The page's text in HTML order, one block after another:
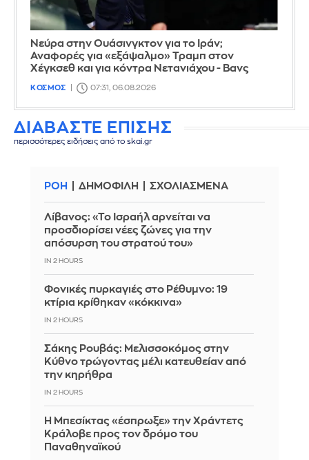
Νεύρα στην Ουάσινγκτον για το Ιράν;
Αναφορές για «εξάψαλμο» Τραμπ στον
Χέγκσεθ και για κόντρα Νετανιάχου - Βανς
ΚΟΣΜΟΣ 07:31, 06.08.2026
ΔΙΑΒΑΣΤΕ ΕΠΙΣΗΣ
περισσότερες ειδήσεις από το skai.gr
ΡΟΗ ΔΗΜΟΦΙΛΗ ΣΧΟΛΙΑΣΜΕΝΑ
Λίβανος: «Το Ισραήλ αρνείται να
προσδιορίσει νέες ζώνες για την
απόσυρση του στρατού του»
IN 2 HOURS
Φονικές πυρκαγιές στο Ρέθυμνο: 19
κτίρια κρίθηκαν «κόκκινα»
IN 2 HOURS
Σάκης Ρουβάς: Μελισσοκόμος στην
Κύθνο τρώγοντας μέλι κατευθείαν από
την κηρήθρα
IN 2 HOURS
Η Μπεσίκτας «έσπρωξε» την Χράντετς
Κράλοβε προς τον δρόμο του
Παναθηναϊκού